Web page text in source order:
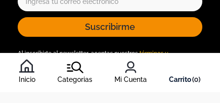
Inicio Categorias Mi Cuenta 0
Suscribirme
Al inscribirte al newsletter, aceptas nuestrostérminos y
condiciones
, y nuestra política de tratamiento de información